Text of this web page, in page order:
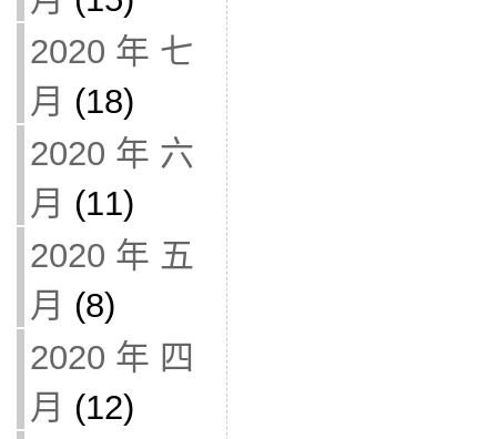
2020 年 七
月 (18)
2020 年 六
月 (11)
2020 年 五
月 (8)
2020 年 四
月 (12)